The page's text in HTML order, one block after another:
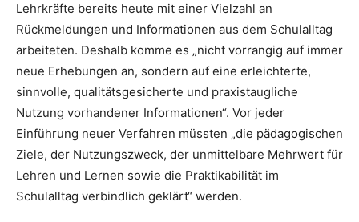
Lehrkräfte bereits heute mit einer Vielzahl an
Rückmeldungen und Informationen aus dem Schulalltag
arbeiteten. Deshalb komme es „nicht vorrangig auf immer
neue Erhebungen an, sondern auf eine erleichterte,
sinnvolle, qualitätsgesicherte und praxistaugliche
Nutzung vorhandener Informationen“. Vor jeder
Einführung neuer Verfahren müssten „die pädagogischen
Ziele, der Nutzungszweck, der unmittelbare Mehrwert für
Lehren und Lernen sowie die Praktikabilität im
Schulalltag verbindlich geklärt“ werden.